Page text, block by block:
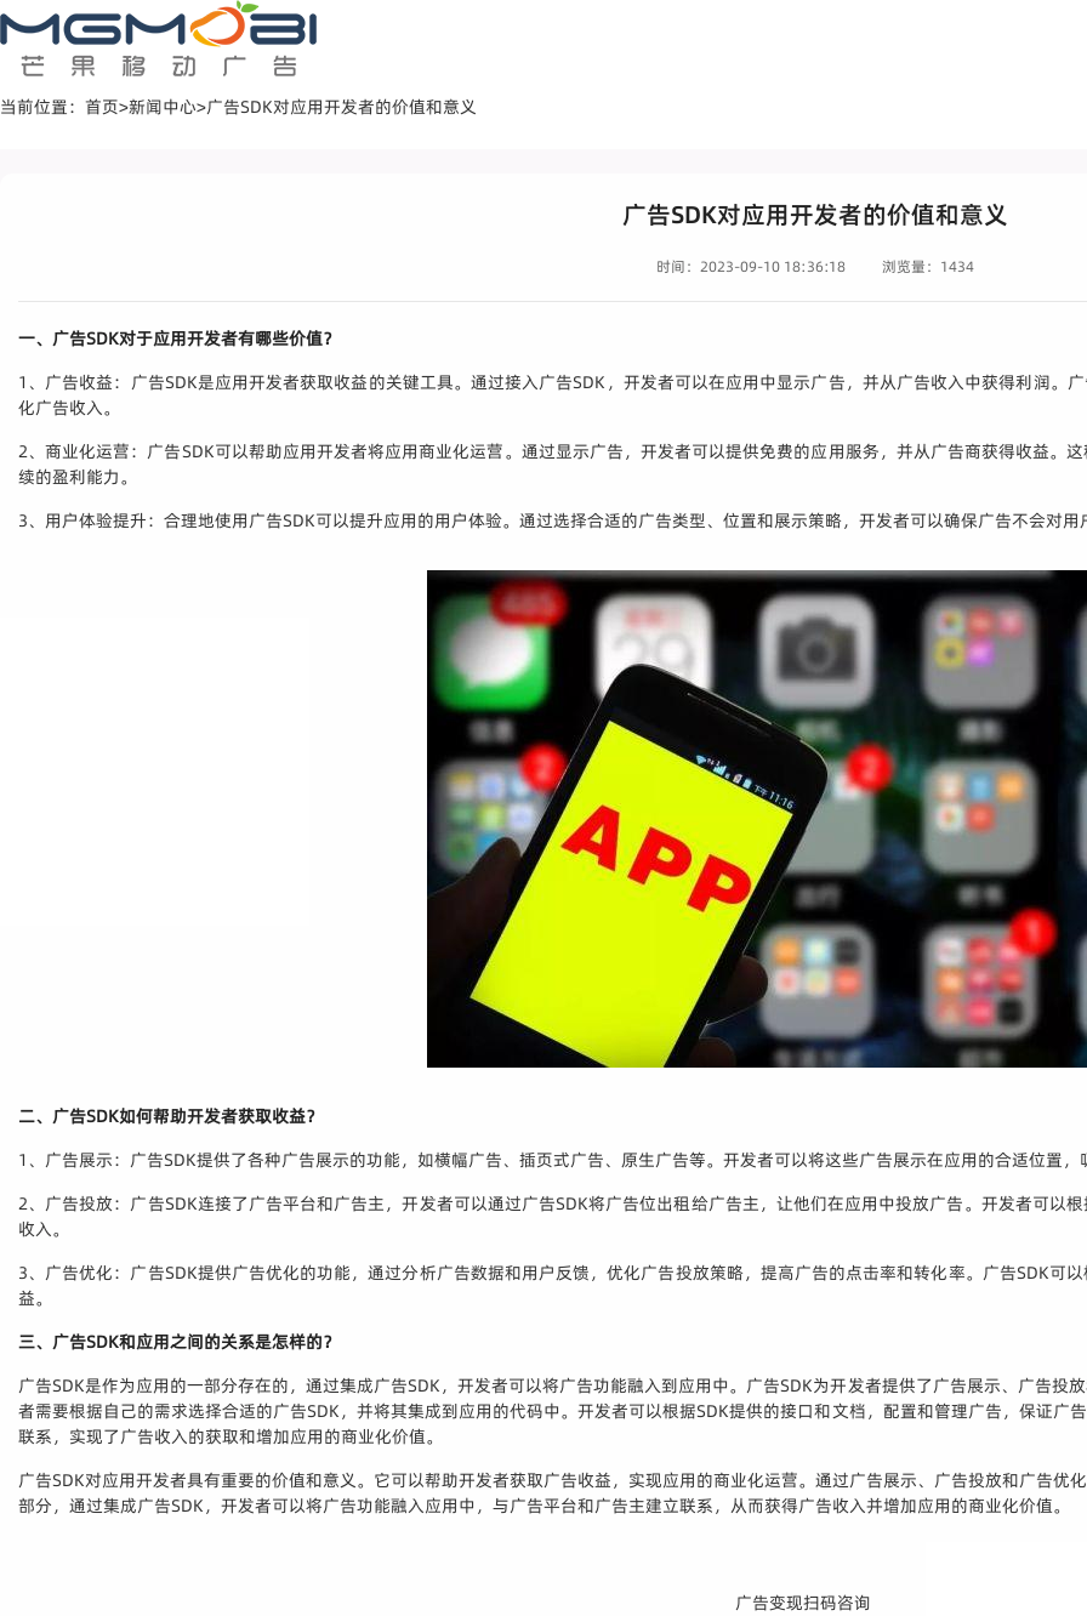
当前位置： 首页>新闻中心>广告SDK对应用开发者的价值和意义
广告SDK对应用开发者的价值和意义
时间：2023-09-10 18:36:18 浏览量：1434
一、广告SDK对于应用开发者有哪些价值？
1、广告收益：广告SDK是应用开发者获取收益的关键工具。通过接入广告SDK，开发者可以在应用中显示广告，并从广告收入中获得利润。
化广告收入。
2、商业化运营：广告SDK可以帮助应用开发者将应用商业化运营。通过显示广告，开发者可以提供免费的应用服务，并从广告商获得收益。
续的盈利能力。
3、用户体验提升：合理地使用广告SDK可以提升应用的用户体验。通过选择合适的广告类型、位置和展示策略，开发者可以确保广告不会对
二、广告SDK如何帮助开发者获取收益？
1、广告展示：广告SDK提供了各种广告展示的功能，如横幅广告、插页式广告、原生广告等。开发者可以将这些广告展示在应用的合适位置
2、广告投放：广告SDK连接了广告平台和广告主，开发者可以通过广告SDK将广告位出租给广告主，让他们在应用中投放广告。开发者可以
收入。
3、广告优化：广告SDK提供广告优化的功能，通过分析广告数据和用户反馈，优化广告投放策略，提高广告的点击率和转化率。广告SDK可
益。
三、广告SDK和应用之间的关系是怎样的？
广告SDK是作为应用的一部分存在的，通过集成广告SDK，开发者可以将广告功能融入到应用中。广告SDK为开发者提供了广告展示、广告
者需要根据自己的需求选择合适的广告SDK，并将其集成到应用的代码中。开发者可以根据SDK提供的接口和文档，配置和管理广告，保证广
联系，实现了广告收入的获取和增加应用的商业化价值。
广告SDK对应用开发者具有重要的价值和意义。它可以帮助开发者获取广告收益，实现应用的商业化运营。通过广告展示、广告投放和广告优
部分，通过集成广告SDK，开发者可以将广告功能融入应用中，与广告平台和广告主建立联系，从而获得广告收入并增加应用的商业化价值。
广告变现扫码咨询